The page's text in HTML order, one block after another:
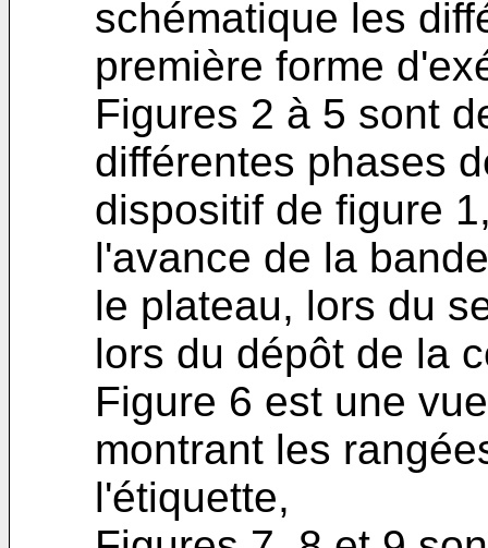
schématique les
première forme
Figures 2 à 5 sont
différentes phases
dispositif de figure
l'avance de la
le plateau, lors du
lors du dépôt de la
Figure 6 est une
montrant les
l'étiquette,